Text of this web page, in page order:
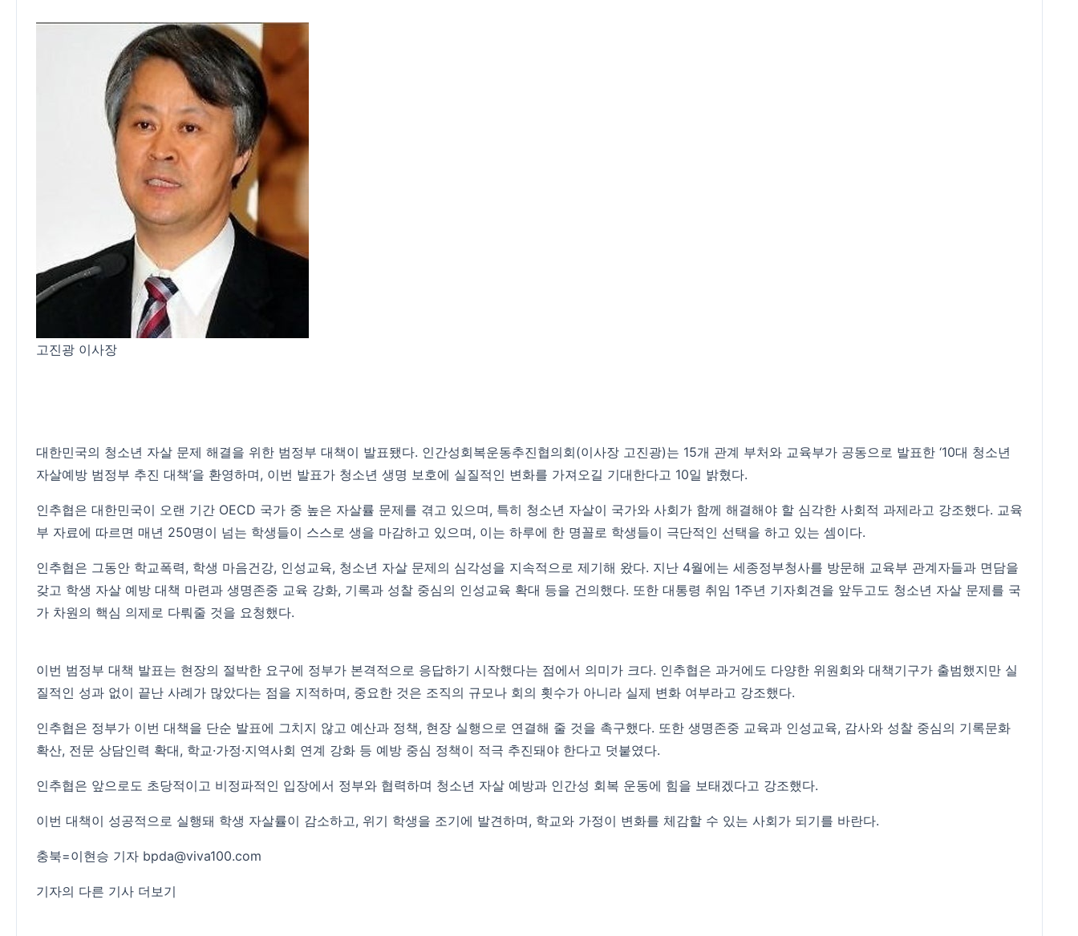
고진광 이사장
대한민국의 청소년 자살 문제 해결을 위한 범정부 대책이 발표됐다. 인간성회복운동추진협의회(이사장 고진광)는 15개 관계 부처와 교육부가 공동으로 발표한 ‘10대 청소년
자살예방 범정부 추진 대책’을 환영하며, 이번 발표가 청소년 생명 보호에 실질적인 변화를 가져오길 기대한다고 10일 밝혔다.
인추협은 대한민국이 오랜 기간 OECD 국가 중 높은 자살률 문제를 겪고 있으며, 특히 청소년 자살이 국가와 사회가 함께 해결해야 할 심각한 사회적 과제라고 강조했다. 교육
부 자료에 따르면 매년 250명이 넘는 학생들이 스스로 생을 마감하고 있으며, 이는 하루에 한 명꼴로 학생들이 극단적인 선택을 하고 있는 셈이다.
인추협은 그동안 학교폭력, 학생 마음건강, 인성교육, 청소년 자살 문제의 심각성을 지속적으로 제기해 왔다. 지난 4월에는 세종정부청사를 방문해 교육부 관계자들과 면담을
갖고 학생 자살 예방 대책 마련과 생명존중 교육 강화, 기록과 성찰 중심의 인성교육 확대 등을 건의했다. 또한 대통령 취임 1주년 기자회견을 앞두고도 청소년 자살 문제를 국
가 차원의 핵심 의제로 다뤄줄 것을 요청했다.
이번 범정부 대책 발표는 현장의 절박한 요구에 정부가 본격적으로 응답하기 시작했다는 점에서 의미가 크다. 인추협은 과거에도 다양한 위원회와 대책기구가 출범했지만 실
질적인 성과 없이 끝난 사례가 많았다는 점을 지적하며, 중요한 것은 조직의 규모나 회의 횟수가 아니라 실제 변화 여부라고 강조했다.
인추협은 정부가 이번 대책을 단순 발표에 그치지 않고 예산과 정책, 현장 실행으로 연결해 줄 것을 촉구했다. 또한 생명존중 교육과 인성교육, 감사와 성찰 중심의 기록문화
확산, 전문 상담인력 확대, 학교·가정·지역사회 연계 강화 등 예방 중심 정책이 적극 추진돼야 한다고 덧붙였다.
인추협은 앞으로도 초당적이고 비정파적인 입장에서 정부와 협력하며 청소년 자살 예방과 인간성 회복 운동에 힘을 보태겠다고 강조했다.
이번 대책이 성공적으로 실행돼 학생 자살률이 감소하고, 위기 학생을 조기에 발견하며, 학교와 가정이 변화를 체감할 수 있는 사회가 되기를 바란다.
충북=이현승 기자 bpda@viva100.com
기자의 다른 기사 더보기